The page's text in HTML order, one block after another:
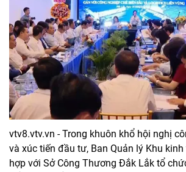
vtv8.vtv.vn - Trong khuôn khổ hội nghị
và xúc tiến đầu tư, Ban Quản lý Khu kinh
hợp với Sở Công Thương Đắk Lắk tổ